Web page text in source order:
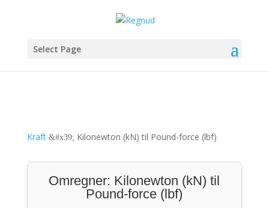
Select Page
Kraft &#x39; Kilonewton (kN) til Pound-force (lbf)
Omregner: Kilonewton (kN) til
Pound-force (lbf)